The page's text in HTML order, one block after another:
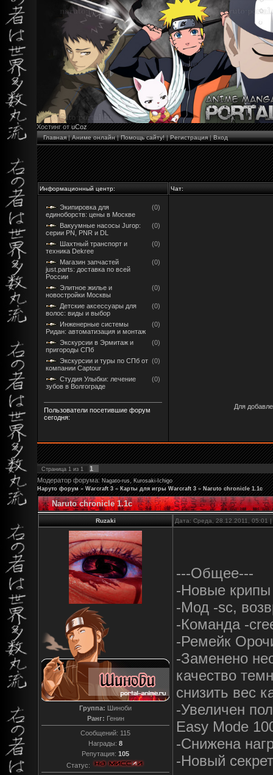
Хостинг отuCoz
Главная|Аниме онлайн|Помощь сайту!|Регистрация|Вход
Информационный центр: Чат:
Экипировка для
единоборств: цены в Москве
(0)
Вакуумные насосы Jurop:
серии PN, PNR и DL
(0)
Шахтный транспорт и
техника Dekree
(0)
Магазин запчастей
just.parts: доставка по всей
России
(0)
Элитное жилье и
новостройки Москвы
(0)
Детские аксессуары для
волос: виды и выбор
(0)
Инженерные системы
Ридан: автоматизация и монтаж
(0)
Экскурсии в Эрмитаж и
пригороды СПб
(0)
Экскурсии и туры по СПб от
компании Captour
(0)
Студия Улыбки: лечение
зубов в Волгограде
(0)
Пользователи посетившие форум
сегодня:
Для
Страница 1 из 1
1
Модератор форума:Nagato-rus,Kurosaki-Ichigo
Наруто форум » Warcraft 3 » Карты для игры Warcraft 3 » Naruto chronicle 1.1c
Naruto chronicle 1.1c
Ruzaki Дата: Среда, 28.12.2011, 05:01
Группа: Шиноби
Ранг: Генин
Сообщений: 115
Награды: 8
Репутация: 105
Статус:
---Общее---
-Новые крипы
-Мод -sc,
-Команда -
-Ремейк
-Заменено
качество
снизить вес
-Увеличен
Easy Mode
-Снижена
-Новый